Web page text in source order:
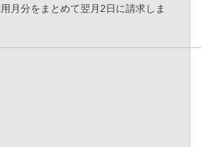
月分をまとめて翌月2日に請求しま